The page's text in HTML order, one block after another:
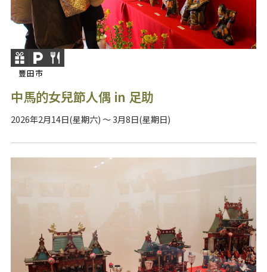
豐田市
中馬的女兒節人偶 in 足助
2026年2月14日(星期六) ～ 3月8日(星期日)